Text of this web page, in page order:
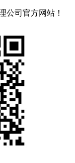
公司官方网站！